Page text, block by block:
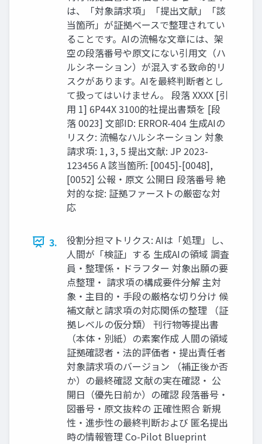
は、「対象請求項」「提出文献」「該
当箇所」が証拠ベースで整理されてい
ることです。AIの流暢な文章には、架
空の段落番号や原文にない引用文（ハ
ルシネーション）が混入する致命的リ
スクがあります。AIを最終判断者とし
て扱ってはいけません。 段落 XXXX [引
用 1] 6P44X 3100的社提出書類を [段
落 0023] 文部ID: ERROR-404 生成AIの
リスク: 流暢なハルシネーション 対象
請求項: 1, 3, 5 提出文献: JP 2023-
123456 A 該当箇所: [0045]-[0048],
[0052] 公報・原文 公開日 段落番号 絶
対的な掟: 証拠ファーストの厳密な対
応
3.
役割分担マトリクス: AIは「処理」し、
人間が「検証」する 生成AIの領域 調査
員・整理係・ドラフター 対象出願の要
点整理・ 請求項の構成要件分解 主対
象・主目的・手段の厳格な切り分け 候
補文献と請求項の対応関係の整理 （証
拠レベルの仮分類） 刊行物等提出書
（本体・別紙）の素案作成 人間の領域
証拠確認者・法的評価者・提出責任者
対象請求項のバージョン （補正後か否
か）の最終確認 文献の実在確認・ 公
開日（優先日前か）の確認 段落番号・
図番号・原文抜粋の 正確性照合 新規
性・進歩性の最終判断および 匿名提出
時の情報管理 Co-Pilot Blueprint